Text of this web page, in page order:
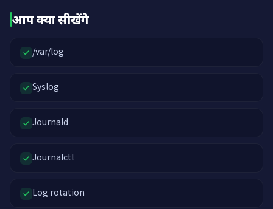
आप क्या सीखेंगे
/var/log
Syslog
Journald
Journalctl
Log rotation